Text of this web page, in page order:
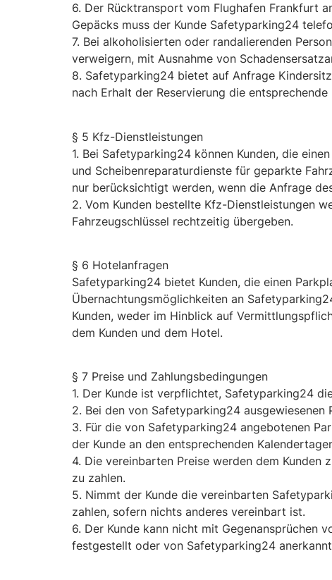
6. Der Rücktransport vom Flughafen Frankfurt
Gepäcks muss der Kunde Safetyparking24
7. Bei alkoholisierten oder randalierenden
verweigern, mit Ausnahme von
8. Safetyparking24 bietet auf Anfrage
nach Erhalt der Reservierung die
§ 5 Kfz-Dienstleistungen
1. Bei Safetyparking24 können Kunden, die
und Scheibenreparaturdienste für geparkte
nur berücksichtigt werden, wenn die Anfrage
2. Vom Kunden bestellte Kfz-Dienstleistungen
Fahrzeugschlüssel rechtzeitig übergeben.
§ 6 Hotelanfragen
Safetyparking24 bietet Kunden, die einen
Übernachtungsmöglichkeiten an
Kunden, weder im Hinblick auf
dem Kunden und dem Hotel.
§ 7 Preise und Zahlungsbedingungen
1. Der Kunde ist verpflichtet, Safetyparking24
2. Bei den von Safetyparking24 ausgewiesenen
3. Für die von Safetyparking24 angebotenen
der Kunde an den entsprechenden
4. Die vereinbarten Preise werden dem
zu zahlen.
5. Nimmt der Kunde die vereinbarten
zahlen, sofern nichts anderes vereinbart ist.
6. Der Kunde kann nicht mit Gegenansprüchen
festgestellt oder von Safetyparking24